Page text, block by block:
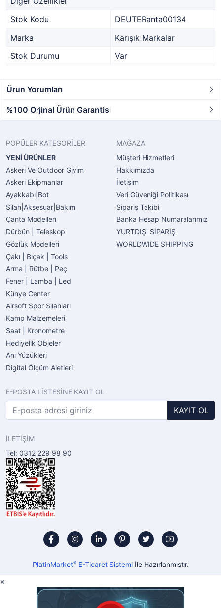
Stok Kodu
DEUTERanta00134
Marka
Karışık Markalar
Stok Durumu
Var
Ürün Yorumları
%100 Orjinal Ürün Garantisi
POPÜLER KATEGORİLER
YENİ ÜRÜNLER
Askeri Ve Outdoor Giyim
Askeri Ekipmanlar
Ayakkabı|Bot
Silah|Aksesuar|Bakım
Çanta Modelleri
Dürbün | Teleskop
Gözlük Modelleri
Çakı | Bıçak | Tools
Arma | Rütbe | Peç
Fener | Lamba | Led
Künye Center
Airsoft Spor Silahları
Kamp Malzemeleri
Saat | Kronometre
Hediyelik Objeler
Anı Yüzükleri
Digital Ölçüm Aletleri
MAĞAZA
Müşteri Hizmetleri
Hakkımızda
İletişim
Veri Güveniği Politikası
Sipariş Takibi
Banka Hesap Numaralarımız
YURTDIŞI SİPARİŞ
WORLDWIDE SHIPPING
E-POSTA LİSTESİNE KAYIT OL
KAYIT OL
İLETİŞİM
Tel: 0312 229 98 90
PlatinMarket®E-Ticaret Sistemiİle Hazırlanmıştır.
×